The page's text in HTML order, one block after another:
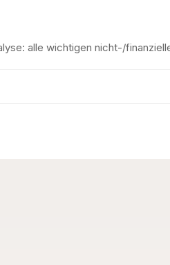
alle wichtigen nicht-/